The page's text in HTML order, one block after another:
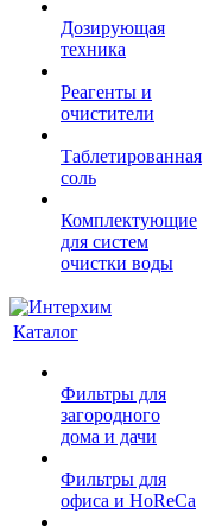
Дозирующая
техника
Реагенты и
очистители
Таблетированная
соль
Комплектующие
для систем
очистки воды
Каталог
Фильтры для
загородного
дома и дачи
Фильтры для
офиса и HoReCa